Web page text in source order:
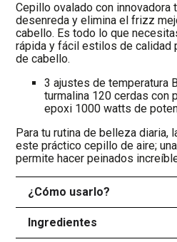
Cepillo ovalado con innovadora
desenreda y elimina el frizz
cabello. Es todo lo que
rápida y fácil estilos de calidad
de cabello.
3 ajustes de temperatura
turmalina 120 cerdas con
epoxi 1000 watts de
Para tu rutina de belleza diaria,
este práctico cepillo de aire;
permite hacer peinados
¿Cómo usarlo?
Ingredientes